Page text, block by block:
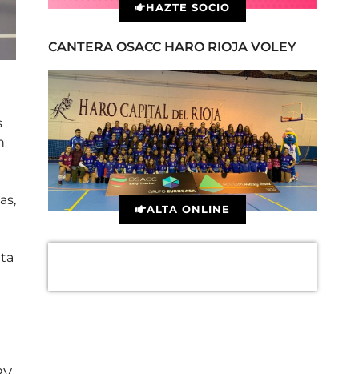
HAZTE SOCIO
CANTERA OSACC HARO RIOJA VOLEY
ALTA ONLINE